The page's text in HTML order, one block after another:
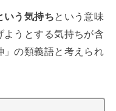
いう気持ちという意味
うとする気持ちが含
」の類義語と考えられ